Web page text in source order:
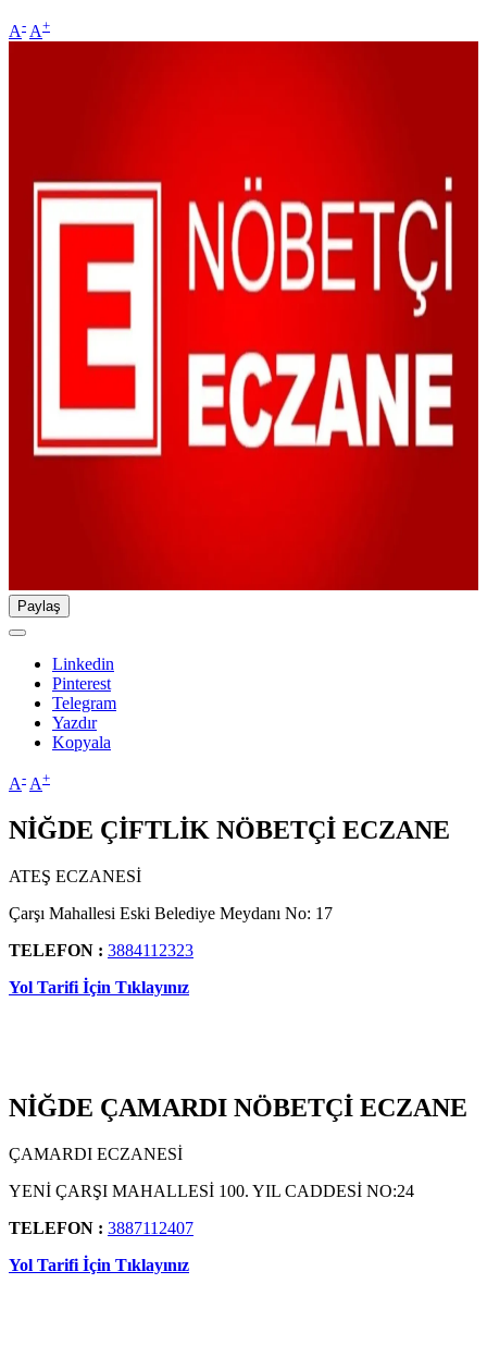
A- A+
Paylaş
Linkedin
Pinterest
Telegram
Yazdır
Kopyala
A- A+
NİĞDE ÇİFTLİK NÖBETÇİ ECZANE
ATEŞ ECZANESİ
Çarşı Mahallesi Eski Belediye Meydanı No: 17
TELEFON : 3884112323
Yol Tarifi İçin Tıklayınız
NİĞDE ÇAMARDI NÖBETÇİ ECZANE
ÇAMARDI ECZANESİ
YENİ ÇARŞI MAHALLESİ 100. YIL CADDESİ NO:24
TELEFON : 3887112407
Yol Tarifi İçin Tıklayınız